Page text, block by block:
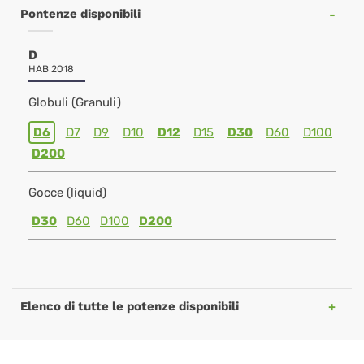
Pontenze disponibili
D
HAB 2018
Globuli (Granuli)
D6 D7 D9 D10 D12 D15 D30 D60
D100
D200
Gocce (liquid)
D30
D60 D100 D200
Elenco di tutte le potenze disponibili